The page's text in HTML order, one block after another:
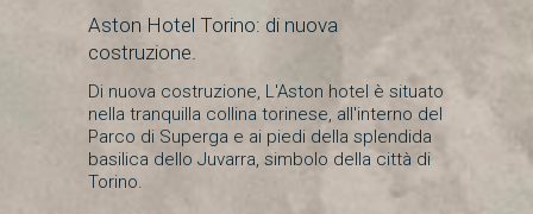
Aston Hotel Torino: di nuova
costruzione.
Di nuova costruzione, L'Aston hotel è situato
nella tranquilla collina torinese, all'interno del
Parco di Superga e ai piedi della splendida
basilica dello Juvarra, simbolo della città di
Torino.